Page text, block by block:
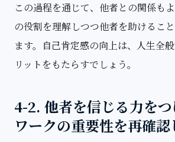
この過程を通じて、他者との関係も
の役割を理解しつつ他者を助けるこ
ます。自己肯定感の向上は、人生全
リットをもたらすでしょう。
4-2. 他者を信じる力を
ワークの重要性を再確認